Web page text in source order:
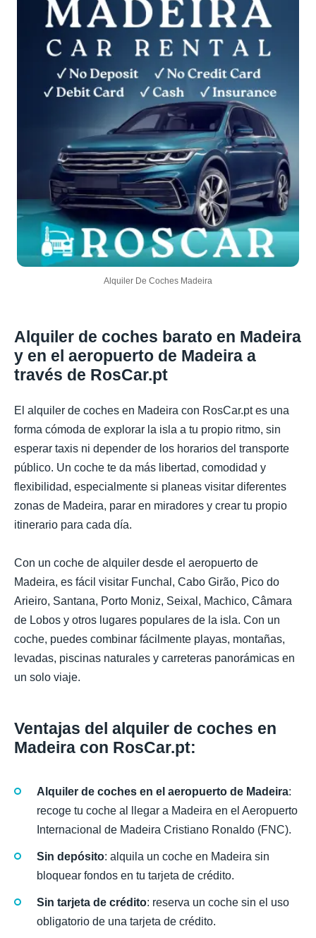
Alquiler De Coches Madeira
Alquiler de coches barato en Madeira
y en el aeropuerto de Madeira a
través de RosCar.pt
El alquiler de coches en Madeira con RosCar.pt es una
forma cómoda de explorar la isla a tu propio ritmo, sin
esperar taxis ni depender de los horarios del transporte
público. Un coche te da más libertad, comodidad y
flexibilidad, especialmente si planeas visitar diferentes
zonas de Madeira, parar en miradores y crear tu propio
itinerario para cada día.
Con un coche de alquiler desde el aeropuerto de
Madeira, es fácil visitar Funchal, Cabo Girão, Pico do
Arieiro, Santana, Porto Moniz, Seixal, Machico, Câmara
de Lobos y otros lugares populares de la isla. Con un
coche, puedes combinar fácilmente playas, montañas,
levadas, piscinas naturales y carreteras panorámicas en
un solo viaje.
Ventajas del alquiler de coches en
Madeira con RosCar.pt:
Alquiler de coches en el aeropuerto de Madeira:
recoge tu coche al llegar a Madeira en el Aeropuerto
Internacional de Madeira Cristiano Ronaldo (FNC).
Sin depósito: alquila un coche en Madeira sin
bloquear fondos en tu tarjeta de crédito.
Sin tarjeta de crédito: reserva un coche sin el uso
obligatorio de una tarjeta de crédito.